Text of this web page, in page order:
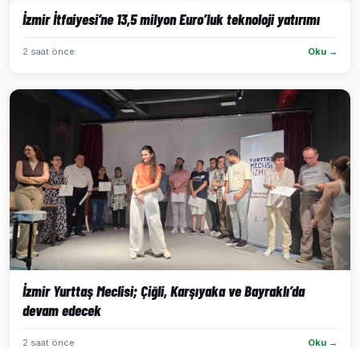
İzmir İtfaiyesi’ne 13,5 milyon Euro’luk teknoloji yatırımı
2 saat önce Oku →
İzmir Yurttaş Meclisi; Çiğli, Karşıyaka ve Bayraklı’da
devam edecek
2 saat önce Oku →